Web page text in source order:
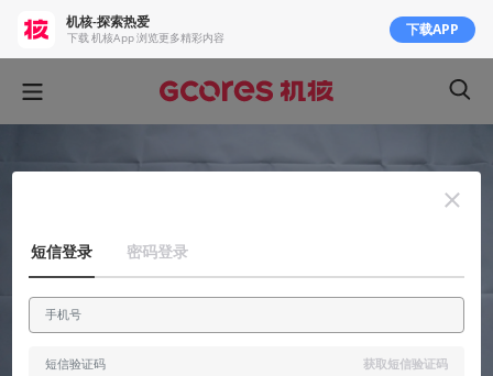
机核-探索热爱
下载 机核App 浏览更多精彩内容 下载APP
短信登录 密码登录
获取短信验证码